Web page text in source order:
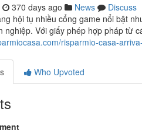
370 days ago News
Discuss
hội tụ nhiều cổng game nổi bật
nghiệp. Với giấy phép hợp pháp từ
risparmio-casa-
Who Upvoted